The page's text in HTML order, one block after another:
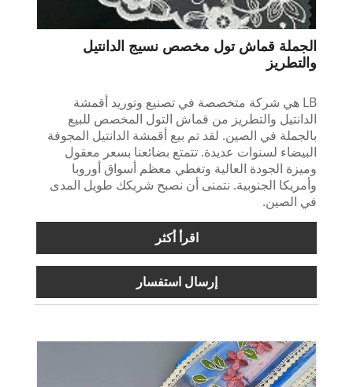
الجملة قماش تول مخصص نسيج الدانتيل
والتطريز
LB هي شركة متخصصة في تصنيع وتوريد أقمشة
الدانتيل والتطريز من قماش التول المخصص للبيع
بالجملة في الصين. لقد تم بيع أقمشة الدانتيل المجوفة
البيضاء لسنوات عديدة. تتمتع بضائعنا بسعر معقول
وميزة الجودة العالية وتغطي معظم أسواق أوروبا
وأمريكا الجنوبية. نتمنى أن نصبح شريكك طويل المدى
في الصين.
اقرأ أكثر
إرسال استفسار